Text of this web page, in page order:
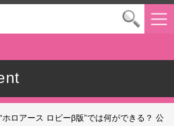
“ホロアース ロビーβ版”では何ができる？ 公